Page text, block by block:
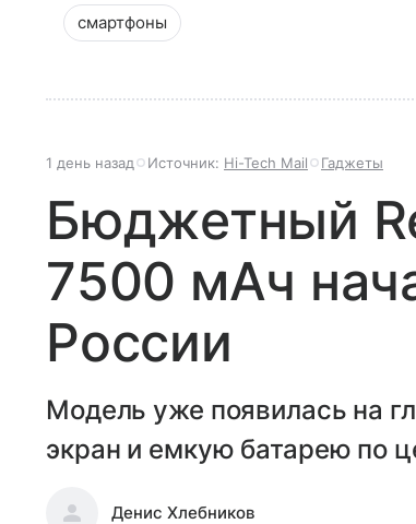
смартфоны
1 день назад Источник: Hi-Tech Mail Гаджеты
Бюджетный
7500 мАч
России
Модель уже появилась на
экран и емкую батарею по
Денис Хлебников